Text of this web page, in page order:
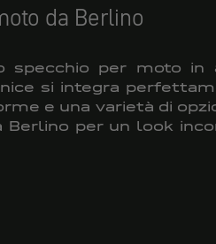
da Berlino
specchio per moto in
si integra
e una varietà di
per un look